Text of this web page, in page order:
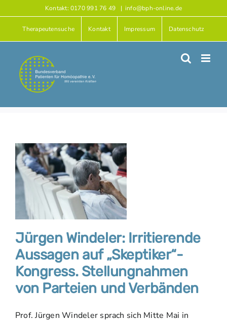
Inhalt
springen
Kontakt: 0170 991 76 49 | info@bph-online.de
Therapeutensuche Kontakt Impressum Datenschutz
Jürgen Windeler: Irritierende
Aussagen auf „Skeptiker“-
Kongress. Stellungnahmen
von Parteien und Verbänden
Prof. Jürgen Windeler sprach sich Mitte Mai in